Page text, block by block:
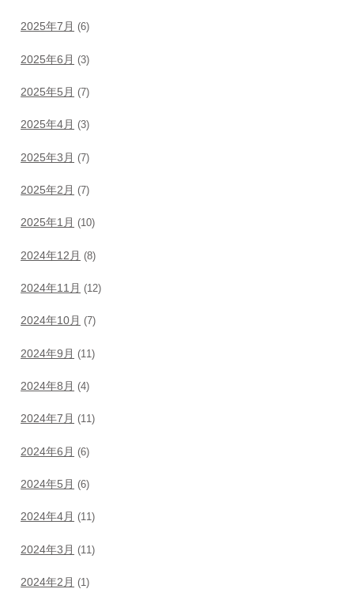
2025年7月 (6)
2025年6月 (3)
2025年5月 (7)
2025年4月 (3)
2025年3月 (7)
2025年2月 (7)
2025年1月 (10)
2024年12月 (8)
2024年11月 (12)
2024年10月 (7)
2024年9月 (11)
2024年8月 (4)
2024年7月 (11)
2024年6月 (6)
2024年5月 (6)
2024年4月 (11)
2024年3月 (11)
2024年2月 (1)